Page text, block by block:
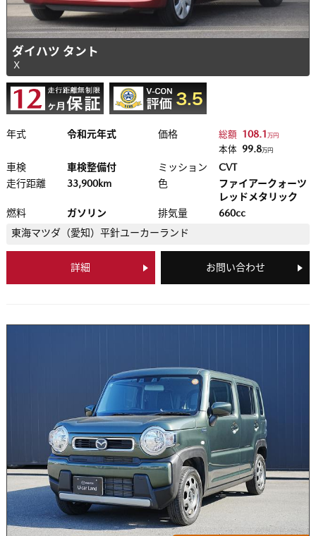
ダイハツ タント
Ｘ
年式 令和元年式 価格 総額 108.1万円
本体 99.8万円
車検 車検整備付 ミッション
CVT
走行距離
33,900km 色
ファイアークォーツ
レッドメタリック
燃料
ガソリン 排気量
660cc
東海マツダ（愛知） 平針ユーカーランド
詳細 お問い合わせ